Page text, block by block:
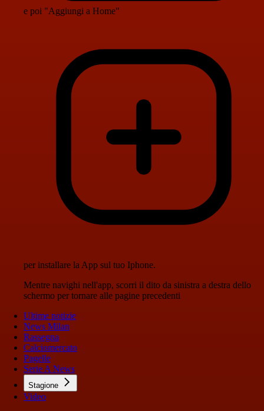
e poi "Aggiungi a Home"
per installare la App sul tuo Iphone.
Mentre navighi nell'app, scorri il dito da sinistra a destra dello
schermo per tornare alle pagine precedenti
Ultime notizie
News Milan
Rassegna
Calciomercato
Pagelle
Serie A News
Stagione
Video